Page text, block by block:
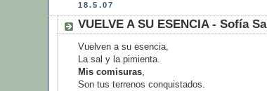
18.5.07
VUELVE A SU ESENCIA - Sofía
Vuelven a su esencia,
La sal y la pimienta.
Mis comisuras
Son tus terrenos conquistados.